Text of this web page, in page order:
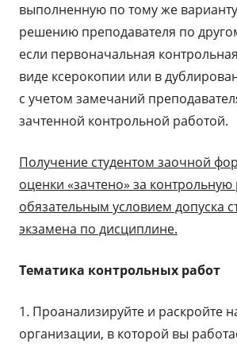
выполненную по тому же
решению преподавателя по
если первоначальная
виде ксерокопии или в
с учетом замечаний
зачтенной контрольной работой.
Получение студентом заочной
оценки «зачтено» за контрольную
обязательным условием допуска
экзамена по дисциплине.
Тематика контрольных работ
1. Проанализируйте и раскройте
организации, в которой вы